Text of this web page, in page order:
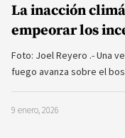
La inacción
empeorar los
Foto: Joel Reyero .- Una
fuego avanza sobre el
9 enero, 2026